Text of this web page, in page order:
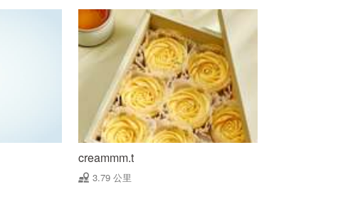
creammm.t
3.79 公里